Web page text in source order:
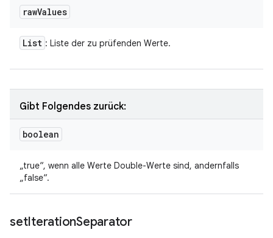
rawValues
List : Liste der zu prüfenden Werte.
Gibt Folgendes zurück:
boolean
„true“, wenn alle Werte Double-Werte sind, andernfalls
„false“.
setIterationSeparator